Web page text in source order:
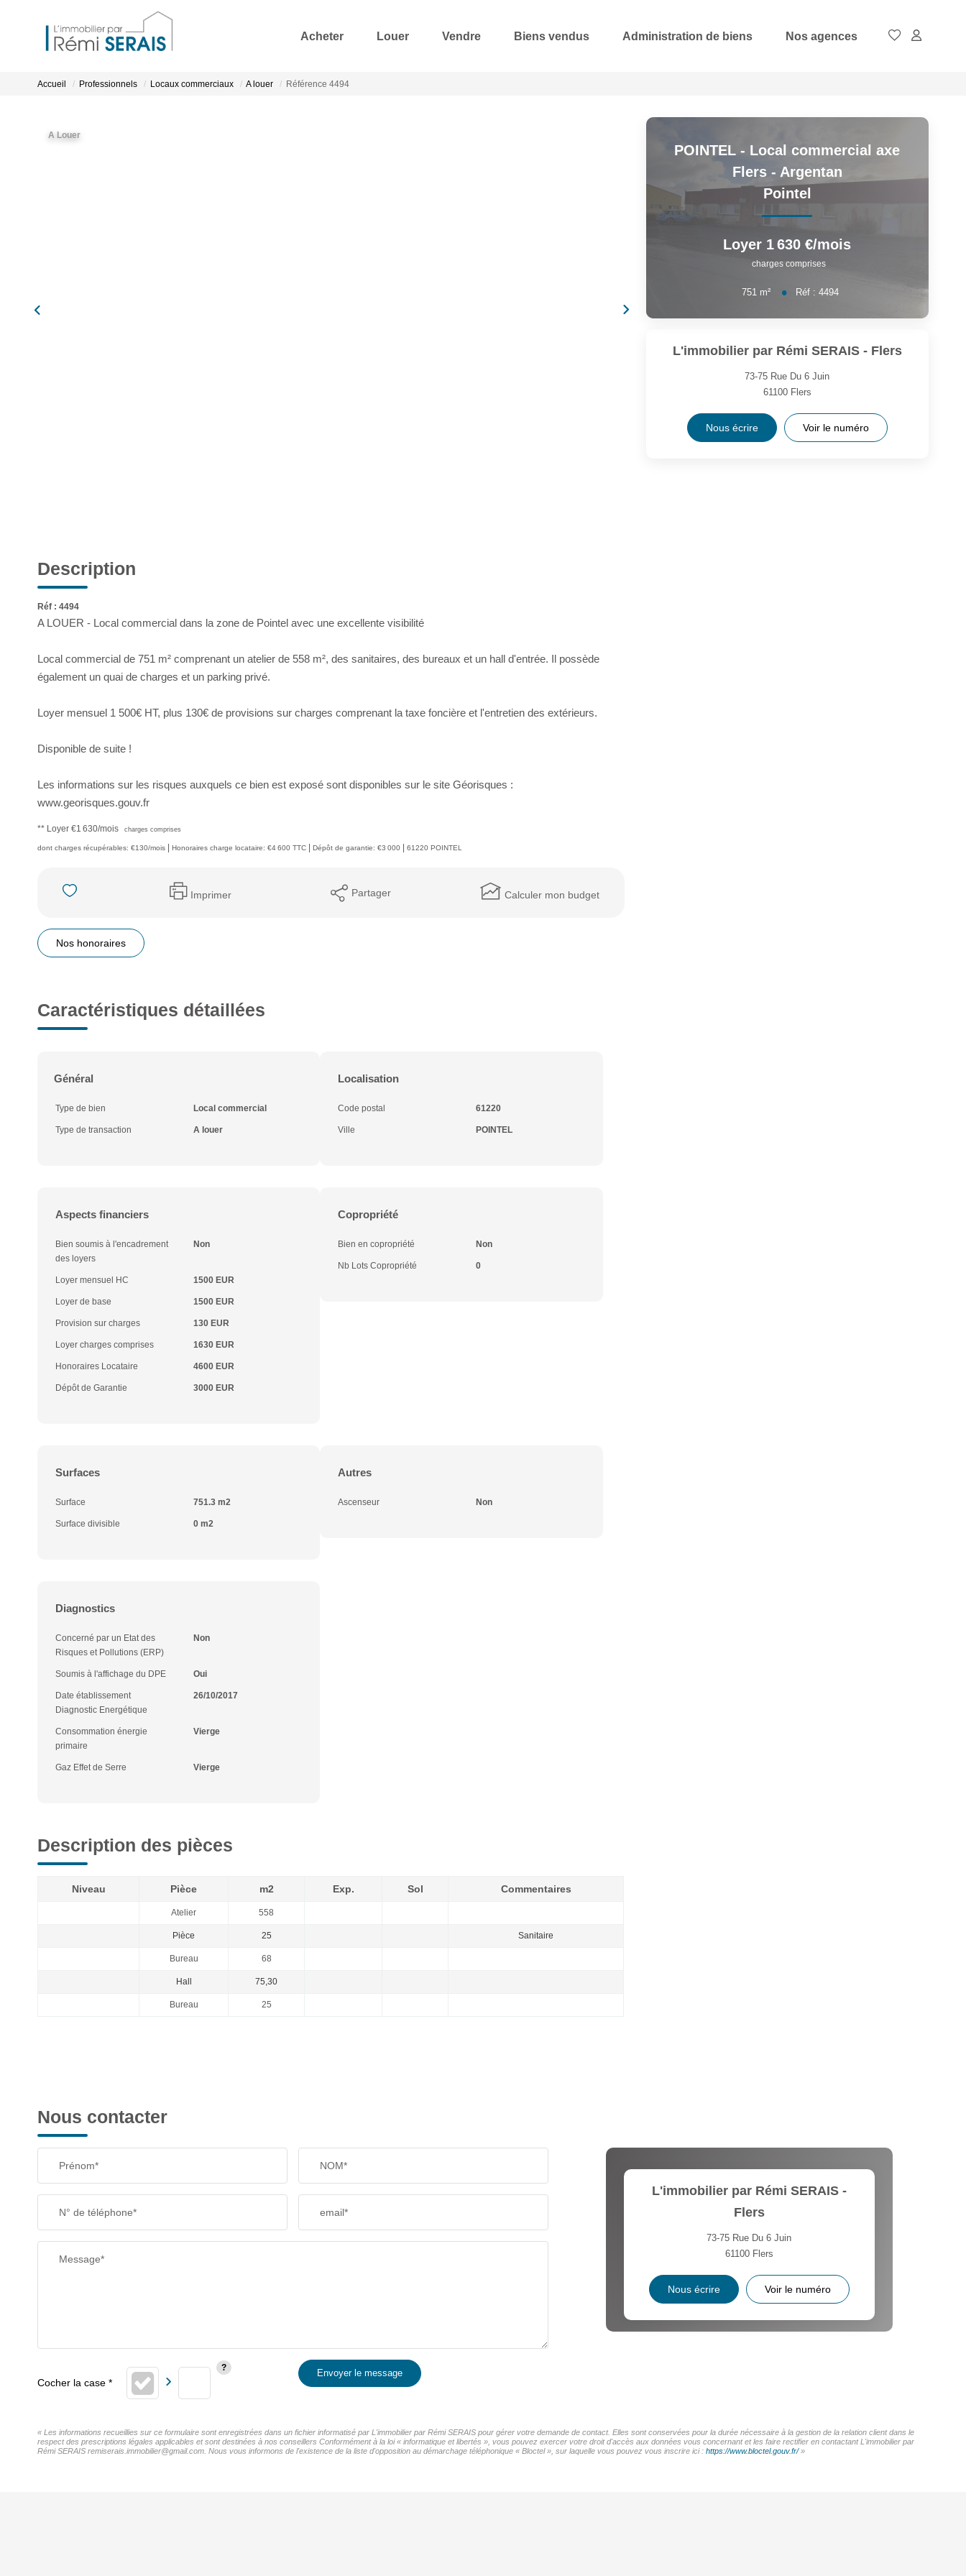
Acheter Louer Vendre Biens vendus Administration de biens Nos agences
Accueil Professionnels Locaux commerciaux A louer Référence 4494
A Louer
Description
Réf : 4494
A LOUER - Local commercial dans la zone de Pointel avec une excellente visibilité
Local commercial de 751 m² comprenant un atelier de 558 m², des sanitaires, des bureaux et un hall d'entrée. Il possède
également un quai de charges et un parking privé.
Loyer mensuel 1 500€ HT, plus 130€ de provisions sur charges comprenant la taxe foncière et l'entretien des extérieurs.
Disponible de suite !
Les informations sur les risques auxquels ce bien est exposé sont disponibles sur le site Géorisques :
www.georisques.gouv.fr
** Loyer €1 630/mois charges comprises
dont charges récupérables: €130/mois Honoraires charge locataire: €4 600 TTC Dépôt de garantie: €3 000 61220 POINTEL
Imprimer Partager Calculer mon budget
Nos honoraires
Caractéristiques détaillées
Général
Type de bien Local commercial
Type de transaction A louer
Localisation
Code postal 61220
Ville POINTEL
Aspects financiers
Bien soumis à l'encadrement
des loyers
Non
Loyer mensuel HC 1500 EUR
Loyer de base 1500 EUR
Provision sur charges 130 EUR
Loyer charges comprises 1630 EUR
Honoraires Locataire 4600 EUR
Dépôt de Garantie 3000 EUR
Copropriété
Bien en copropriété Non
Nb Lots Copropriété 0
Surfaces
Surface 751.3 m2
Surface divisible 0 m2
Autres
Ascenseur Non
Diagnostics
Concerné par un Etat des
Risques et Pollutions (ERP)
Non
Soumis à l'affichage du DPE Oui
Date établissement
Diagnostic Energétique
26/10/2017
Consommation énergie
primaire
Vierge
Gaz Effet de Serre Vierge
Description des pièces
Niveau Pièce m2 Exp. Sol Commentaires
Atelier 558
Pièce 25 Sanitaire
Bureau 68
Hall 75,30
Bureau 25
POINTEL - Local commercial axe
Flers - Argentan
Pointel
Loyer 1 630 €/mois
charges comprises
751 m² Réf : 4494
L'immobilier par Rémi SERAIS - Flers
73-75 Rue Du 6 Juin
61100 Flers
Nous écrire Voir le numéro
Nous contacter
Prénom* NOM*
N° de téléphone* email*
Message*
Envoyer le message
L'immobilier par Rémi SERAIS -
Flers
73-75 Rue Du 6 Juin
61100 Flers
Nous écrire Voir le numéro
« Les informations recueillies sur ce formulaire sont enregistrées dans un fichier informatisé par L'immobilier par Rémi SERAIS pour gérer votre demande de contact. Elles sont conservées pour la durée nécessaire à la gestion de la relation client dans le
respect des prescriptions légales applicables et sont destinées à nos conseillers Conformément à la loi « informatique et libertés », vous pouvez exercer votre droit d'accès aux données vous concernant et les faire rectifier en contactant L'immobilier par
Rémi SERAIS remiserais.immobilier@gmail.com. Nous vous informons de l'existence de la liste d'opposition au démarchage téléphonique « Bloctel », sur laquelle vous pouvez vous inscrire ici : https://www.bloctel.gouv.fr/»